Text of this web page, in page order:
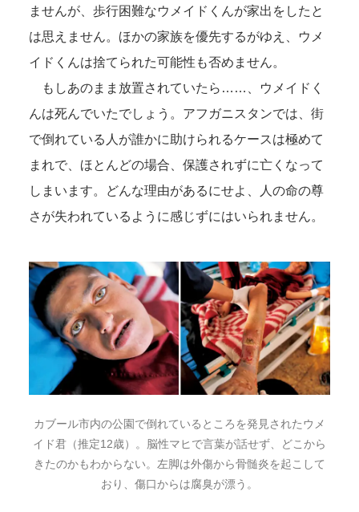
ませんが、歩行困難なウメイドくんが家出をしたと
は思えません。ほかの家族を優先するがゆえ、ウメ
イドくんは捨てられた可能性も否めません。
もしあのまま放置されていたら……、ウメイドく
んは死んでいたでしょう。アフガニスタンでは、街
で倒れている人が誰かに助けられるケースは極めて
まれで、ほとんどの場合、保護されずに亡くなって
しまいます。どんな理由があるにせよ、人の命の尊
さが失われているように感じずにはいられません。
カブール市内の公園で倒れているところを発見されたウメ
イド君（推定12歳）。脳性マヒで言葉が話せず、どこから
きたのかもわからない。左脚は外傷から骨髄炎を起こして
おり、傷口からは腐臭が漂う。